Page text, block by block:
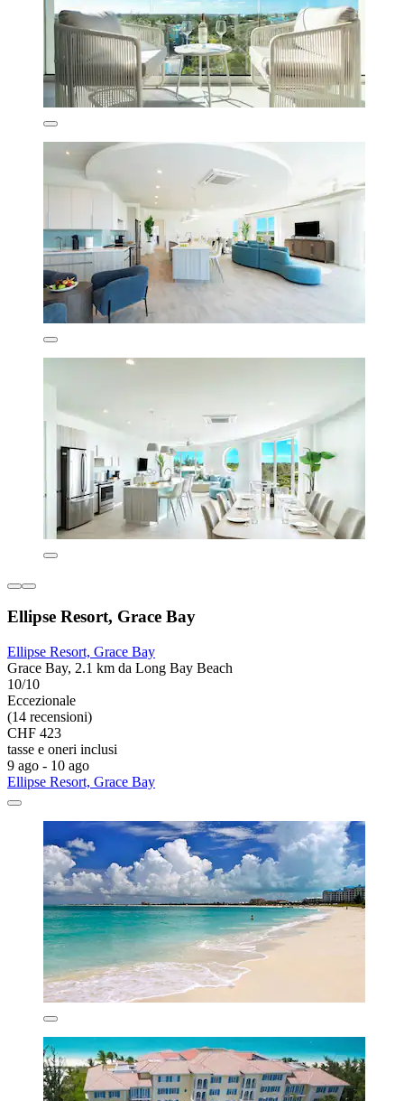
Ellipse Resort, Grace Bay
Ellipse Resort, Grace Bay
Grace Bay, 2.1 km da Long Bay Beach
10/10
Eccezionale
(14 recensioni)
CHF 423
tasse e oneri inclusi
9 ago - 10 ago
Ellipse Resort, Grace Bay